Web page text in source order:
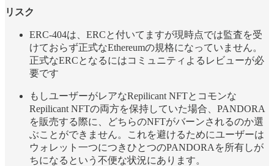
リスク
ERC-404は、ERCと付いてますが現時点では監査を受
けておらず正式なEthereumの規格になっていません。
正式なERCとなるにはコミュニティよるレビューが必
要です
もしユーザーがレアなRepilicant NFTとコモンな
Repilicant NFTの両方を保持していた場合、PANDORA
を販売する際に、どちらのNFTがバーンされるのか選
ぶことができません。これを避けるためにユーザーは
ウォレット一つにつきひとつのPANDORAを所有しが
ちになるという不便な状況にあります。